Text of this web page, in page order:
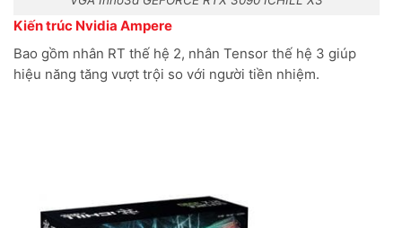
Kiến trúc Nvidia Ampere
Bao gồm nhân RT thế hệ 2, nhân Tensor thế hệ 3 giúp
hiệu năng tăng vượt trội so với người tiền nhiệm.